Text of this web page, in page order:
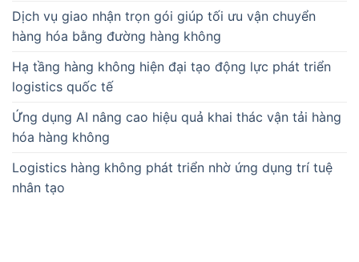
Dịch vụ giao nhận trọn gói giúp tối ưu vận chuyển
hàng hóa bằng đường hàng không
Hạ tầng hàng không hiện đại tạo động lực phát triển
logistics quốc tế
Ứng dụng AI nâng cao hiệu quả khai thác vận tải hàng
hóa hàng không
Logistics hàng không phát triển nhờ ứng dụng trí tuệ
nhân tạo